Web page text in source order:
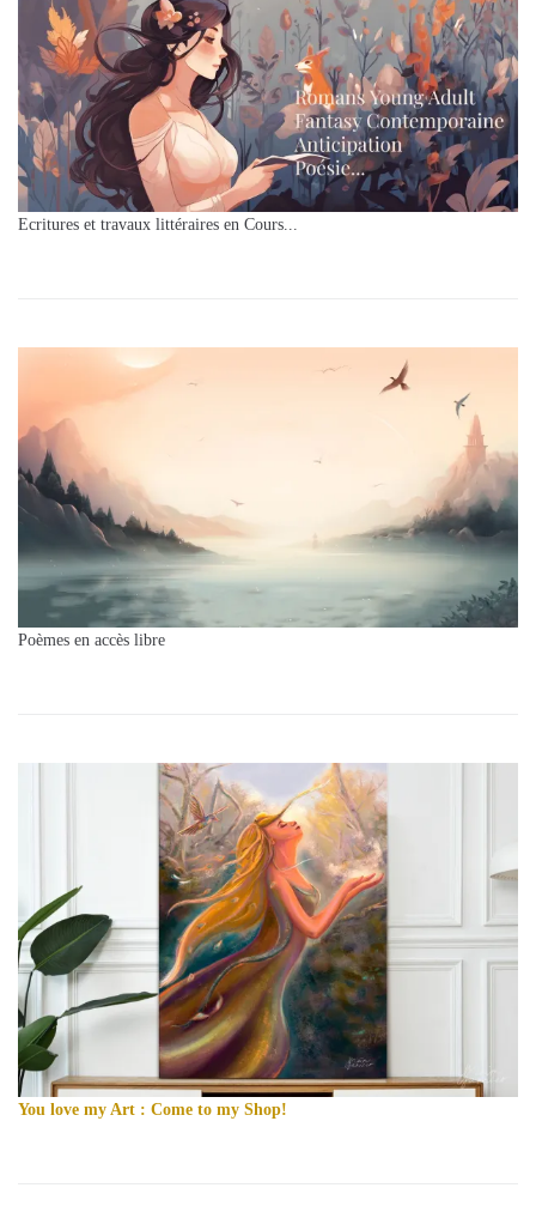
Ecritures et travaux littéraires en Cours...
Poèmes en accès libre
You love my Art : Come to my Shop!